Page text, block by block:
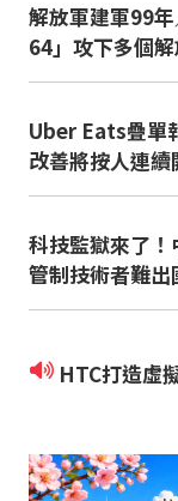
解放軍建軍99
64」攻下多個
Uber Eats疊單
改善將按人連續
科技監獄來了
管制技術者難出
HTC打造虛